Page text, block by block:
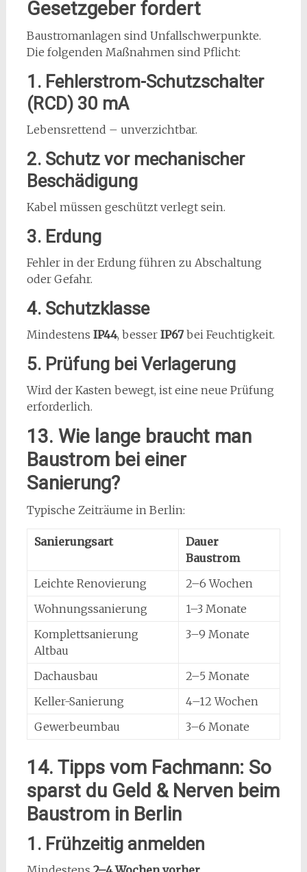
Gesetzgeber fordert
Baustromanlagen sind Unfallschwerpunkte.
Die folgenden Maßnahmen sind Pflicht:
1. Fehlerstrom-Schutzschalter
(RCD) 30 mA
Lebensrettend – unverzichtbar.
2. Schutz vor mechanischer
Beschädigung
Kabel müssen geschützt verlegt sein.
3. Erdung
Fehler in der Erdung führen zu Abschaltung
oder Gefahr.
4. Schutzklasse
Mindestens IP44, besser IP67bei Feuchtigkeit.
5. Prüfung bei Verlagerung
Wird der Kasten bewegt, ist eine neue Prüfung
erforderlich.
13. Wie lange braucht man
Baustrom bei einer
Sanierung?
Typische Zeiträume in Berlin:
Sanierungsart
Dauer
Baustrom
Leichte Renovierung
2–6 Wochen
Wohnungssanierung
1–3 Monate
Komplettsanierung
Altbau
3–9 Monate
Dachausbau
2–5 Monate
Keller-Sanierung
4–12 Wochen
Gewerbeumbau
3–6 Monate
14. Tipps vom Fachmann: So
sparst du Geld & Nerven beim
Baustrom in Berlin
1. Frühzeitig anmelden